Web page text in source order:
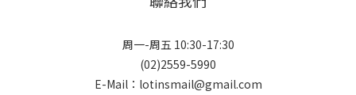
周一-周五 10:30-17:30
(02)2559-5990
E-Mail：lotinsmail@gmail.com